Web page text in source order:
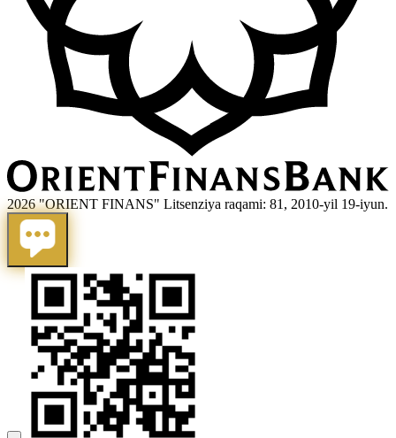
2026 "ORIENT FINANS" Litsenziya raqami: 81, 2010-yil 19-iyun.